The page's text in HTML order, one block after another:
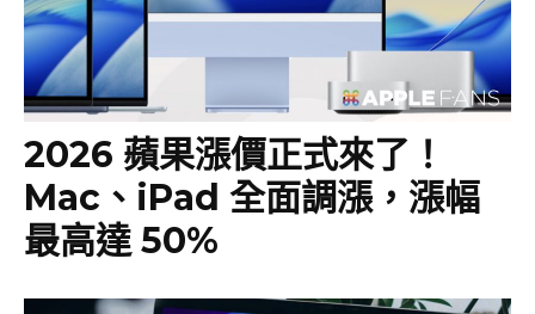
2026 蘋果漲價正式來了！
Mac、iPad 全面調漲，漲幅
最高達 50%